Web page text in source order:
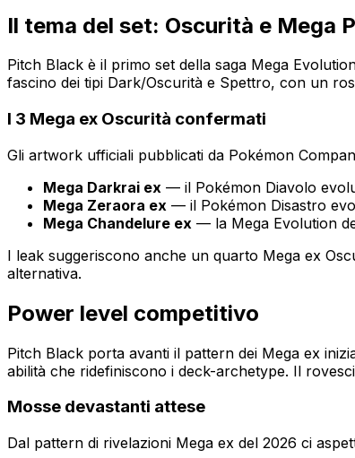
Il tema del set: Oscurità e Mega
Pitch Black è il primo set della saga Mega
fascino dei tipi Dark/Oscurità e Spettro, con un
I 3 Mega ex Oscurità confermati
Gli artwork ufficiali pubblicati da Pokémon
Mega Darkrai ex — il Pokémon Diavolo
Mega Zeraora ex — il Pokémon Disastro
Mega Chandelure ex — la Mega Evolution
I leak suggeriscono anche un quarto Mega ex
alternativa.
Power level competitivo
Pitch Black porta avanti il pattern dei Mega ex
abilità che ridefiniscono i deck-archetype. Il
Mosse devastanti attese
Dal pattern di rivelazioni Mega ex del 2026 ci